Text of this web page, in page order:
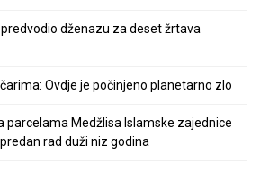
dženazu za deset žrtava
Ovdje je počinjeno planetarno zlo
parcelama Medžlisa Islamske zajednice
rad duži niz godina